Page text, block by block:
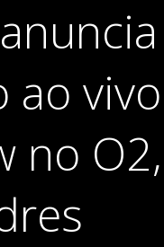
ao vivo
no O2,